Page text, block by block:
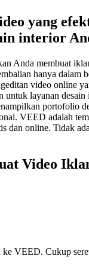
yang
interior
Anda membuat
hanya dalam
video online
untuk layanan
portofolio
VEED adalah
dan online. Tidak
Video
VEED. Cukup